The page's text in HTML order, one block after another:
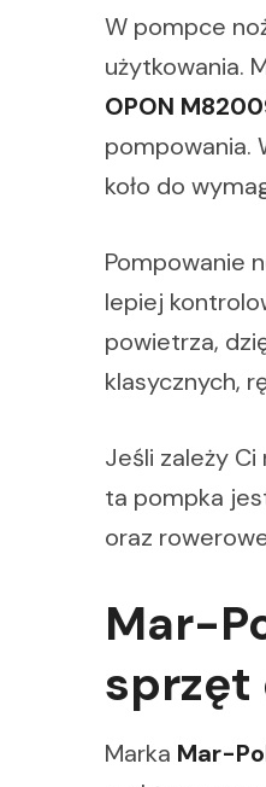
W pompce
użytkowania.
OPON
pompowania.
koło do
Pompowanie
lepiej
powietrza,
klasycznych,
Jeśli zależy
ta pompka
oraz
Mar-
sprzęt
Marka Mar-